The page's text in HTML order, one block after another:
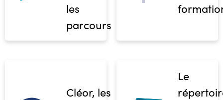
les
parcours
Cléor, les
Le